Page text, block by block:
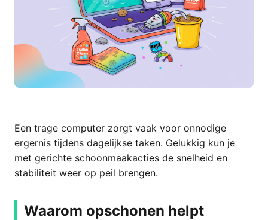
Een trage computer zorgt vaak voor onnodige
ergernis tijdens dagelijkse taken. Gelukkig kun je
met gerichte schoonmaakacties de snelheid en
stabiliteit weer op peil brengen.
Waarom opschonen helpt